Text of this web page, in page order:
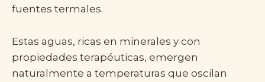
fuentes termales.
Estas aguas, ricas en minerales y con
propiedades terapéuticas, emergen
naturalmente a temperaturas que oscilan